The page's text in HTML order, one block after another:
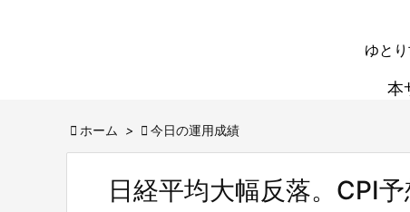
ゆと
本
 ホーム >  今日の運用成績
日経平均大幅反落。CPI